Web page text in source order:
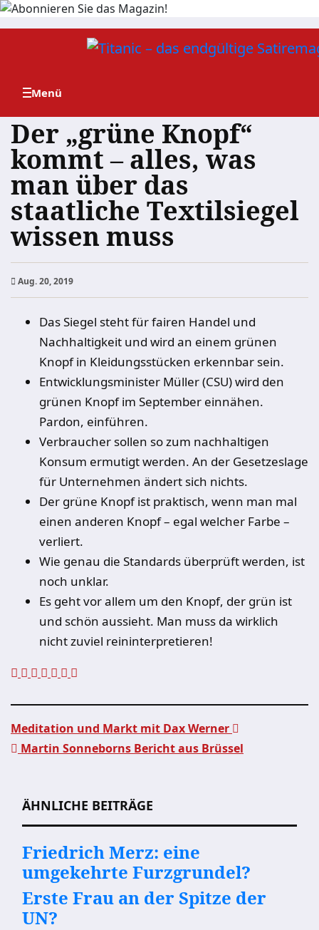
Zum
Der „grüne Knopf“
kommt – alles, was
man über das
staatliche Textilsiegel
wissen muss
Aug. 20, 2019
Das Siegel steht für fairen Handel und
Nachhaltigkeit und wird an einem grünen
Knopf in Kleidungsstücken erkennbar sein.
Entwicklungsminister Müller (CSU) wird den
grünen Knopf im September einnähen.
Pardon, einführen.
Verbraucher sollen so zum nachhaltigen
Konsum ermutigt werden. An der Gesetzeslage
für Unternehmen ändert sich nichts.
Der grüne Knopf ist praktisch, wenn man mal
einen anderen Knopf – egal welcher Farbe –
verliert.
Wie genau die Standards überprüft werden, ist
noch unklar.
Es geht vor allem um den Knopf, der grün ist
und schön aussieht. Man muss da wirklich
nicht zuviel reininterpretieren!
Meditation und Markt mit Dax Werner
Martin Sonneborns Bericht aus Brüssel
ÄHNLICHE BEITRÄGE
Friedrich Merz: eine
umgekehrte Furzgrundel?
Erste Frau an der Spitze der
UN?